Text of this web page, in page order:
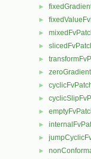
►
►
►
►
►
►
►
►
►
►
►
►